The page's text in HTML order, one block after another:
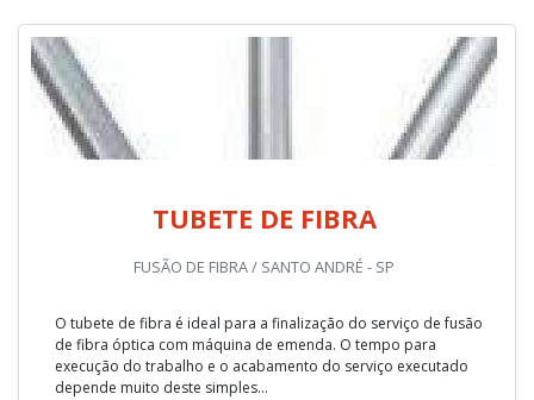
TUBETE DE FIBRA
FUSÃO DE FIBRA / SANTO ANDRÉ - SP
O tubete de fibra é ideal para a finalização do serviço de fusão
de fibra óptica com máquina de emenda. O tempo para
execução do trabalho e o acabamento do serviço executado
depende muito deste simples...